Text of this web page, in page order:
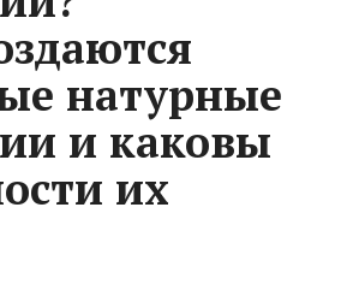
натурные
и каковы
их